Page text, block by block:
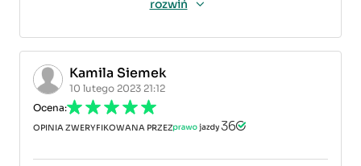
rozwiń
Kamila Siemek
10 lutego 2023 21:12
Ocena:
OPINIA ZWERYFIKOWANA PRZEZ